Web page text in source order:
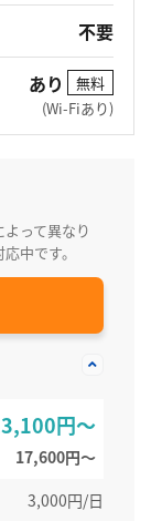
不要
あり
無料
(Wi-Fiあり)
って異なり
中です。
円～
17,600円〜
3,000円/日